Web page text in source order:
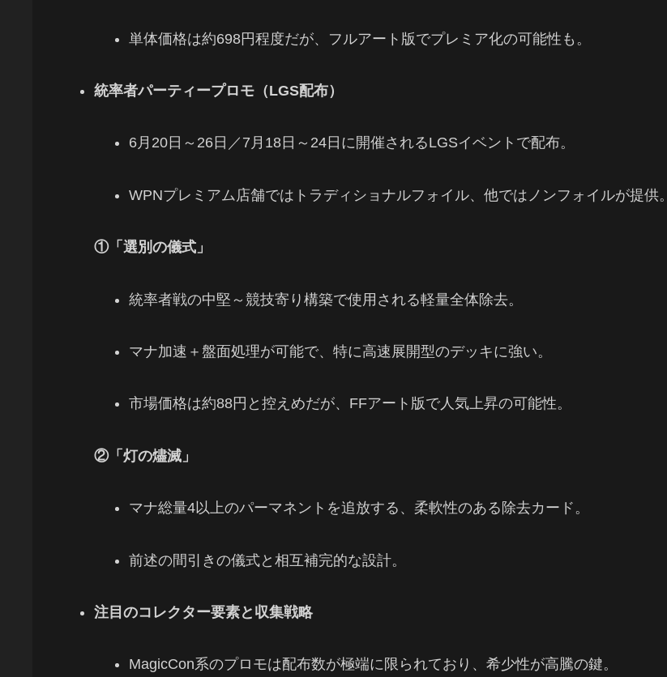
単体価格は約698円程度だが、フルアート版でプレミア化の可能性も。
統率者パーティープロモ（LGS配布）
6月20日～26日／7月18日～24日に開催されるLGSイベントで配布。
WPNプレミアム店舗ではトラディショナルフォイル、他ではノンフォイルが提供。
①「選別の儀式」
統率者戦の中堅～競技寄り構築で使用される軽量全体除去。
マナ加速＋盤面処理が可能で、特に高速展開型のデッキに強い。
市場価格は約88円と控えめだが、FFアート版で人気上昇の可能性。
②「灯の燼滅」
マナ総量4以上のパーマネントを追放する、柔軟性のある除去カード。
前述の間引きの儀式と相互補完的な設計。
注目のコレクター要素と収集戦略
MagicCon系のプロモは配布数が極端に限られており、希少性が高騰の鍵。